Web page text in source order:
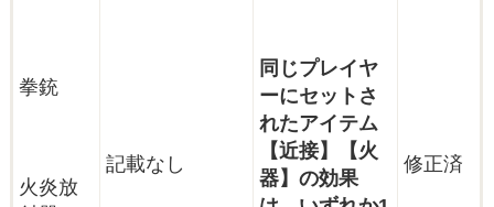
拳銃
火炎放
記載なし
同じプレイヤ
ーにセットさ
れたアイテム
【近接】【火
器】の効果
修正済